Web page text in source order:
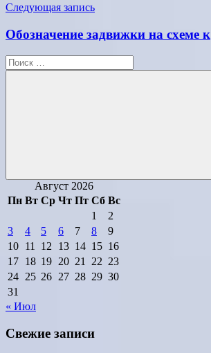
Следующая запись
Обозначение задвижки на схеме к
Поиск
для:
Поиск
Август 2026
Пн Вт Ср Чт Пт Сб Вс
1
2
3
4 5 6 7 8
9
10 11 12 13 14 15 16
17 18 19 20 21 22 23
24 25 26 27 28 29 30
31
« Июл
Свежие записи